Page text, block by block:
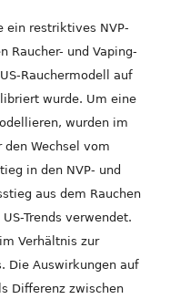
ein restriktives NVP-
Raucher- und Vaping-
Rauchermodell auf
wurde. Um eine
wurden im
den Wechsel vom
in den NVP- und
aus dem Rauchen
Trends verwendet.
Verhältnis zur
Die Auswirkungen auf
Differenz zwischen